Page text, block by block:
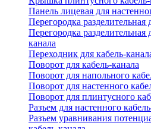
Панель лицевая для
Перегородка разделительная
Перегородка разделительная
канала
Переходник для кабель-
Поворот для кабель-канала
Поворот для напольного
Поворот для настенного
Поворот для плинтусного
Разъем для настенного
Разъем уравнивания